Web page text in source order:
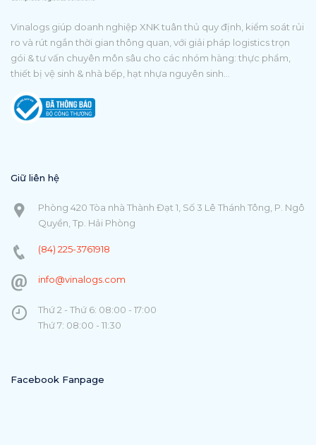
Vinalogs giúp doanh nghiệp XNK tuân thủ quy định, kiểm soát rủi
ro và rút ngắn thời gian thông quan, với giải pháp logistics trọn
gói & tư vấn chuyên môn sâu cho các nhóm hàng: thực phẩm,
thiết bị vệ sinh & nhà bếp, hạt nhựa nguyên sinh...
Giữ liên hệ
Phòng 420 Tòa nhà Thành Đạt 1, Số 3 Lê Thánh Tông, P. Ngô
Quyền, Tp. Hải Phòng
(84) 225-3761918
info@vinalogs.com
Thứ 2 - Thứ 6: 08:00 - 17:00
Thứ 7: 08:00 - 11:30
Facebook Fanpage